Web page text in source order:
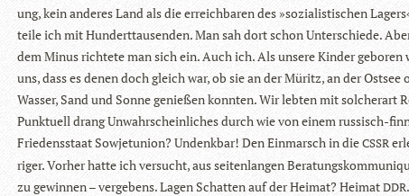
ung, kein ande­res Land als die erreich­ba­ren des »sozia­lis­ti­schen
teile ich mit Hun­dert­tau­sen­den. Man sah dort schon Unter­schiede.
dem Minus rich­tete man sich ein. Auch ich. Als unsere Kin­der gebo­ren
uns, dass es denen doch gleich war, ob sie an der Müritz, an der
Was­ser, Sand und Sonne genie­ßen konn­ten. Wir leb­ten mit sol­cher­art
Punk­tu­ell drang Unwahr­schein­li­ches durch wie von einem rus­sisch-
Frie­dens­staat Sowjet­union? Undenk­bar! Den Ein­marsch in dieCSSR
ri­ger. Vor­her hatte ich ver­sucht, aus sei­ten­lan­gen
zu gewin­nen – ver­ge­bens. Lagen Schat­ten auf der Hei­mat? Hei­matDDR